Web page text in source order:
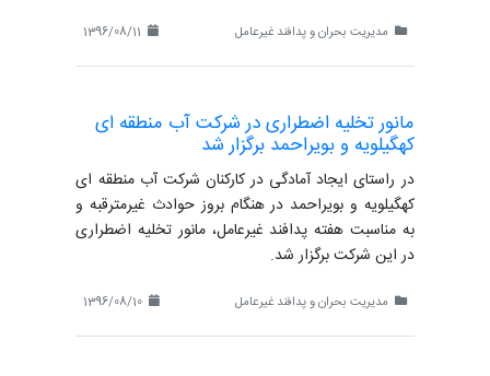
مدیریت بحران و پدافند غیرعامل
مانور تخلیه اضطراری در شرکت آب منطقه ای
کهگیلویه و بویراحمد برگزار شد
در راستای ایجاد آمادگی در کارکنان شرکت آب منطقه ای
کهگیلویه و بویراحمد در هنگام بروز حوادث غیرمترقبه و
به مناسبت هفته پدافند غیرعامل، مانور تخلیه اضطراری
در این شرکت برگزار شد.
مدیریت بحران و پدافند غیرعامل